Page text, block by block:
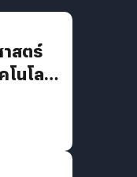
าสตร์
โนโลยี